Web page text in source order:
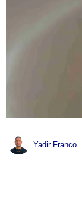
Yadir Franco